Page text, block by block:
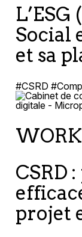
Social
et sa
#CSRD
CSRD
projet